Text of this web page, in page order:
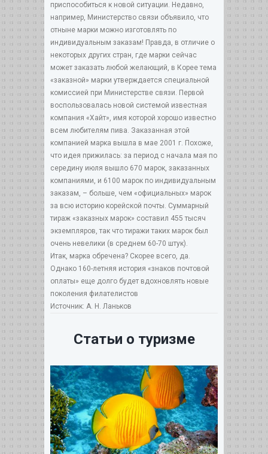
приспособиться к новой ситуации. Недавно,
например, Министерство связи объявило, что
отныне марки можно изготовлять по
индивидуальным заказам! Правда, в отличие о
некоторых других стран, где марки сейчас
может заказать любой желающий, в Корее тема
«заказной» марки утверждается специальной
комиссией при Министерстве связи. Первой
воспользовалась новой системой известная
компания «Хайт», имя которой хорошо известно
всем любителям пива. Заказанная этой
компанией марка вышла в мае 2001 г. Похоже,
что идея прижилась: за период с начала мая по
середину июля вышло 670 марок, заказанных
компаниями, и 6100 марок по индивидуальным
заказам, – больше, чем «официальных» марок
за всю историю корейской почты. Суммарный
тираж «заказных марок» составил 455 тысяч
экземпляров, так что тиражи таких марок был
очень невелики (в среднем 60-70 штук).
Итак, марка обречена? Скорее всего, да.
Однако 160-летняя история «знаков почтовой
оплаты» еще долго будет вдохновлять новые
поколения филателистов
Источник: А. Н. Ланьков
Статьи о туризме